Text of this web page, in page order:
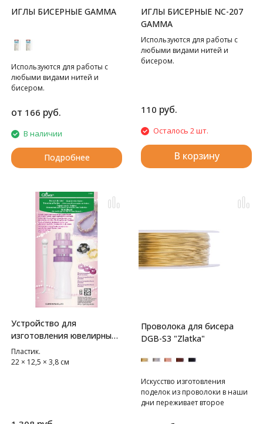
ИГЛЫ БИСЕРНЫЕ GAMMA
Используются для работы с
любыми видами нитей и
бисером.
от 166 руб.
В наличии
Подробнее
ИГЛЫ БИСЕРНЫЕ NC-207
GAMMA
Используются для работы с
любыми видами нитей и
бисером.
110 руб.
Осталось 2 шт.
В корзину
Устройство для
изготовления ювелирных
изделий из бусин Clover
Пластик.
22 × 12,5 × 3,8 см
Проволока для бисера
DGB-S3 "Zlatka"
Искусство изготовления
поделок из проволоки в наши
дни переживает второе